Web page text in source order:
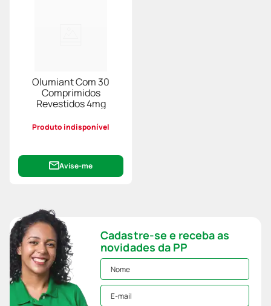
Olumiant Com 30
Comprimidos
Revestidos 4mg
Produto indisponível
Avise-me
Cadastre-se e receba as
novidades da PP